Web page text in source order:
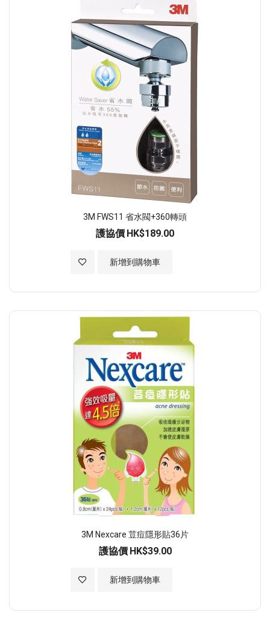
3M FWS11 省水閥+360轉頭
護協價 HK$189.00
新增到購物車
加入至願望清單
3M Nexcare 荳痘隱形貼36片
護協價 HK$39.00
新增到購物車
加入至願望清單